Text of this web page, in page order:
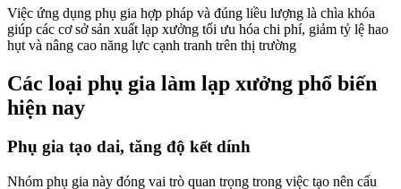
Việc ứng dụng phụ gia hợp pháp và đúng liều lượng là chìa khóa
giúp các cơ sở sản xuất lạp xưởng tối ưu hóa chi phí, giảm tỷ lệ hao
hụt và nâng cao năng lực cạnh tranh trên thị trường
Các loại phụ gia làm lạp xưởng phổ biến
hiện nay
Phụ gia tạo dai, tăng độ kết dính
Nhóm phụ gia này đóng vai trò quan trọng trong việc tạo nên cấu